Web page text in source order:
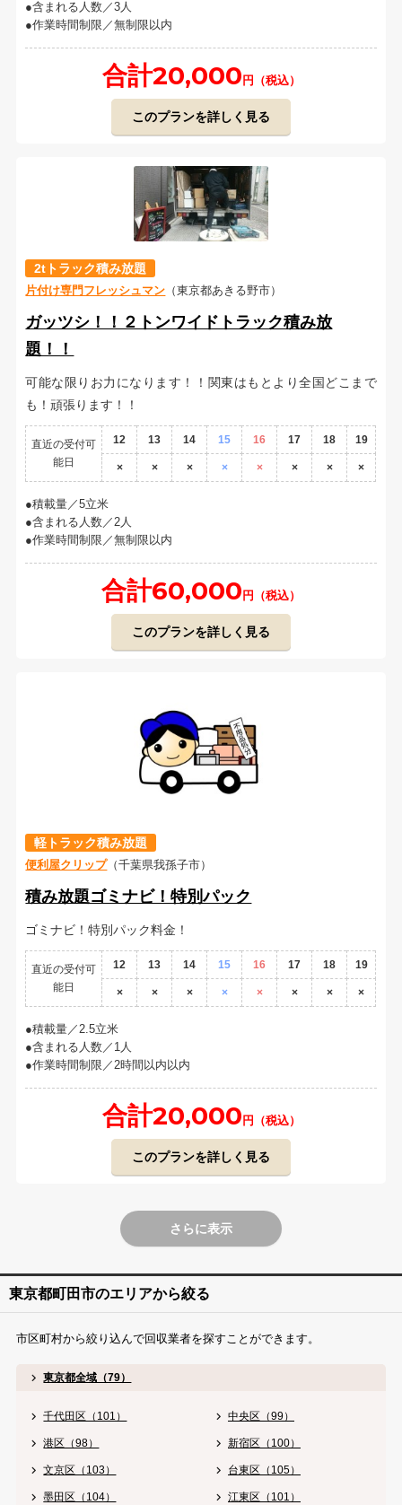
含まれる人数／3人
作業時間制限／無制限以内
合計20,000 円（税込）
このプランを詳しく見る
2tトラック積み放題
片付け専門フレッシュマン （東京都あきる野市）
ガッツシ！！２トンワイドトラック積み放
題！！
可能な限りお力になります！！関東はもとより全国どこまで
も！頑張ります！！
直近の受付可
能日
12 13 14 15 16 17 18 19
× × × × × × × ×
積載量／5立米
含まれる人数／2人
作業時間制限／無制限以内
合計60,000 円（税込）
このプランを詳しく見る
軽トラック積み放題
便利屋クリップ（千葉県我孫子市）
積み放題ゴミナビ！特別パック
ゴミナビ！特別パック料金！
直近の受付可
能日
12 13 14 15 16 17 18 19
× × × × × × × ×
積載量／2.5立米
含まれる人数／1人
作業時間制限／2時間以内以内
合計20,000 円（税込）
このプランを詳しく見る
さらに表示
東京都町田市のエリアから絞る
市区町村から絞り込んで回収業者を探すことができます。
東京都全域（79）
千代田区（101） 中央区（99）
港区（98） 新宿区（100）
文京区（103） 台東区（105）
墨田区（104） 江東区（101）